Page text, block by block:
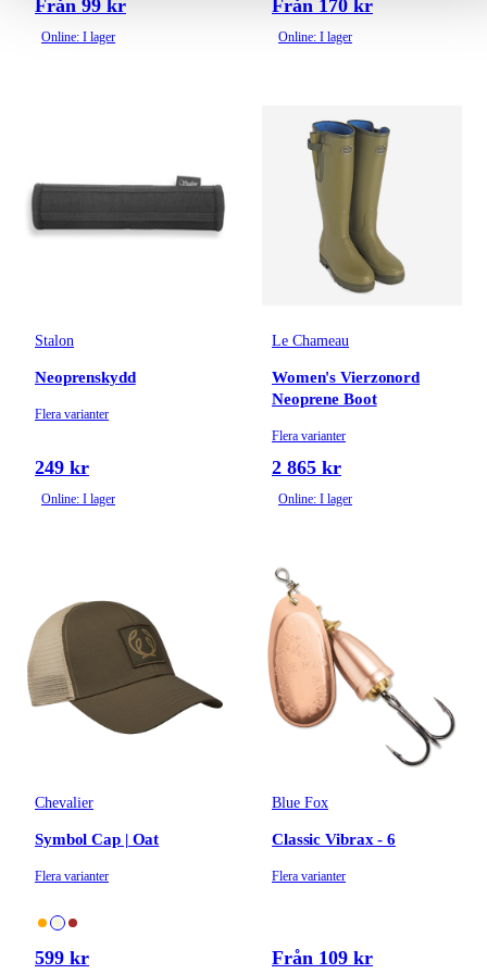
Från 99 kr
Online: I lager
Från 170 kr
Online: I lager
Stalon
Neoprenskydd
Flera varianter
249 kr
Online: I lager
Le Chameau
Women's Vierzonord
Neoprene Boot
Flera varianter
2 865 kr
Online: I lager
Chevalier
Symbol Cap | Oat
Flera varianter
599 kr
Blue Fox
Classic Vibrax - 6
Flera varianter
Från 109 kr